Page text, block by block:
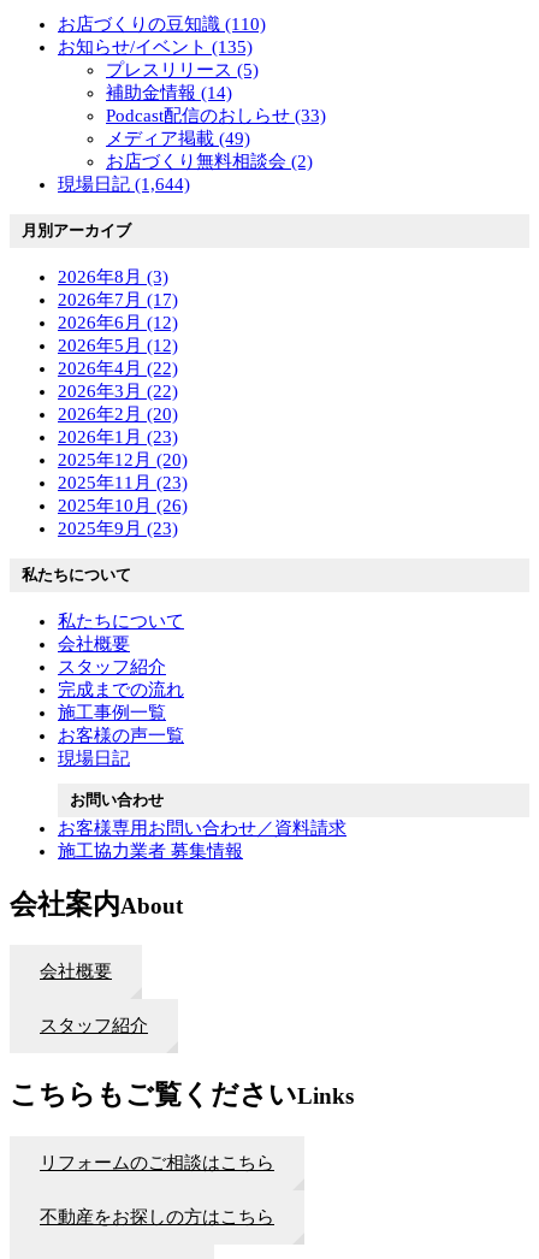
お店づくりの豆知識 (110)
お知らせ/イベント (135)
プレスリリース (5)
補助金情報 (14)
Podcast配信のおしらせ (33)
メディア掲載 (49)
お店づくり無料相談会 (2)
現場日記 (1,644)
月別アーカイブ
2026年8月 (3)
2026年7月 (17)
2026年6月 (12)
2026年5月 (12)
2026年4月 (22)
2026年3月 (22)
2026年2月 (20)
2026年1月 (23)
2025年12月 (20)
2025年11月 (23)
2025年10月 (26)
2025年9月 (23)
私たちについて
私たちについて
会社概要
スタッフ紹介
完成までの流れ
施工事例一覧
お客様の声一覧
現場日記
お問い合わせ
お客様専用お問い合わせ／資料請求
施工協力業者 募集情報
会社案内About
会社概要
スタッフ紹介
こちらもご覧くださいLinks
リフォームのご相談はこちら
不動産をお探しの方はこちら